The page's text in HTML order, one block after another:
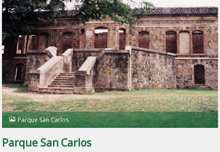
Parque San Carlos
Parque San Carlos